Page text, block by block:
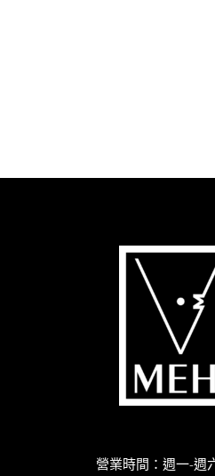
營業時間：週一-週